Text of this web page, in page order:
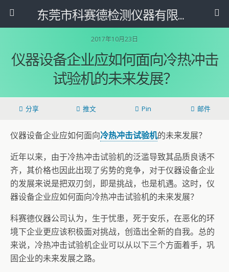
东莞市科赛德检测仪器有限公司
2017年10月23日
仪器设备企业应如何面向冷热冲击
试验机的未来发展？
分享 推文 Pin 邮件
仪器设备企业应如何面向冷热冲击试验机的未来发展？
近年以来，由于冷热冲击试验机的泛滥导致其品质良诱不
齐，其价格也因此出现了劣势的竞争，对于仪器设备企业
的发展来说是把双刃剑，即是挑战，也是机遇。这时，仪
器设备企业应如何面向冷热冲击试验机的未来发展？
科赛德仪器公司认为，生于忧患，死于安乐，在恶化的环
境下企业更应该积极面对挑战，创造出全新的自我。总的
来说，冷热冲击试验机企业可以从以下三个方面着手，巩
固企业的未来发展之路。